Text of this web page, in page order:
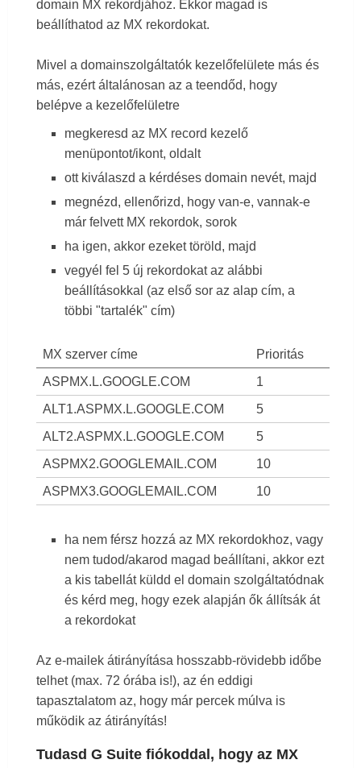
domain MX rekordjához. Ekkor magad is
beállíthatod az MX rekordokat.
Mivel a domainszolgáltatók kezelőfelülete más és
más, ezért általánosan az a teendőd, hogy
belépve a kezelőfelületre
megkeresd az MX record kezelő
menüpontot/ikont, oldalt
ott kiválaszd a kérdéses domain nevét, majd
megnézd, ellenőrizd, hogy van-e, vannak-e
már felvett MX rekordok, sorok
ha igen, akkor ezeket töröld, majd
vegyél fel 5 új rekordokat az alábbi
beállításokkal (az első sor az alap cím, a
többi "tartalék" cím)
MX szerver címe
Prioritás
ASPMX.L.GOOGLE.COM
1
ALT1.ASPMX.L.GOOGLE.COM
5
ALT2.ASPMX.L.GOOGLE.COM
5
ASPMX2.GOOGLEMAIL.COM
10
ASPMX3.GOOGLEMAIL.COM
10
ha nem férsz hozzá az MX rekordokhoz, vagy
nem tudod/akarod magad beállítani, akkor ezt
a kis tabellát küldd el domain szolgáltatódnak
és kérd meg, hogy ezek alapján ők állítsák át
a rekordokat
Az e-mailek átirányítása hosszabb-rövidebb időbe
telhet (max. 72 órába is!), az én eddigi
tapasztalatom az, hogy már percek múlva is
működik az átirányítás!
Tudasd G Suite fiókoddal, hogy az MX